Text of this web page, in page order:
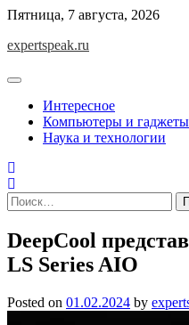
Skip
content
Пятница, 7 августа, 2026
expertspeak.ru
Интересное
Компьютеры и гаджеты
Наука и технологии
Найти:
DeepCool
LS Series AIO
Posted on 01.02.2024 by